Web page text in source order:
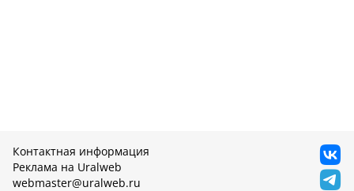
Контактная информация
Реклама на Uralweb
webmaster@uralweb.ru